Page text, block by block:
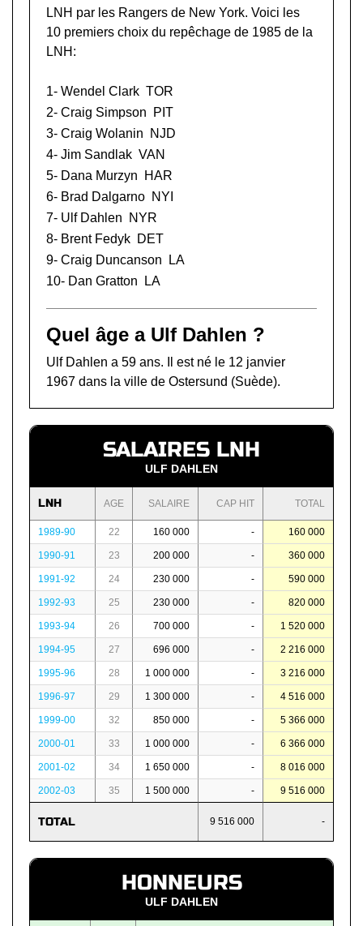
LNH par les Rangers de New York. Voici les
10 premiers choix du repêchage de 1985 de la
LNH:
1- Wendel Clark TOR
2- Craig Simpson
PIT
3- Craig Wolanin
NJD
4- Jim Sandlak VAN
5- Dana Murzyn
HAR
6- Brad Dalgarno NYI
7- Ulf Dahlen
NYR
8- Brent Fedyk DET
9- Craig Duncanson
LA
10- Dan Gratton LA
Quel âge a Ulf Dahlen ?
Ulf Dahlen a 59 ans. Il est né le 12 janvier
1967 dans la ville de Ostersund (Suède).
SALAIRES LNH
ULF DAHLEN
LNH AGE SALAIRE CAP HIT TOTAL
1989-90 22 160 000 - 160 000
1990-91 23 200 000 - 360 000
1991-92 24 230 000 - 590 000
1992-93 25 230 000 - 820 000
1993-94 26 700 000 - 1 520 000
1994-95 27 696 000 - 2 216 000
1995-96 28 1 000 000 - 3 216 000
1996-97 29 1 300 000 - 4 516 000
1999-00 32 850 000 - 5 366 000
2000-01 33 1 000 000 - 6 366 000
2001-02 34 1 650 000 - 8 016 000
2002-03 35 1 500 000 - 9 516 000
TOTAL 9 516 000 -
HONNEURS
ULF DAHLEN